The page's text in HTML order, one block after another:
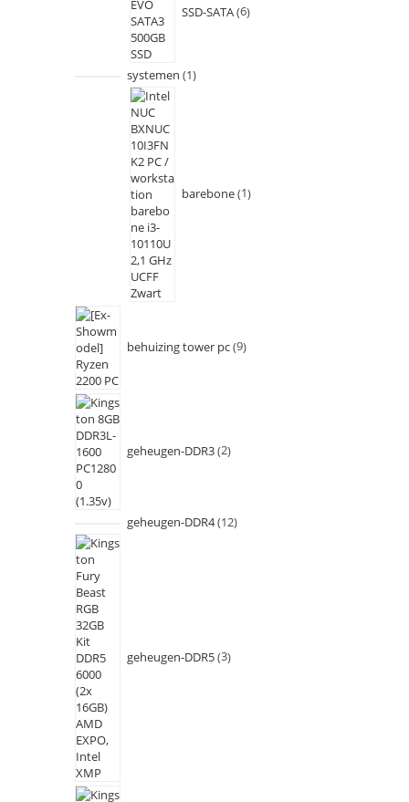
SSD-SATA 6
systemen 1
barebone 1
behuizing tower pc 9
geheugen-DDR3 2
geheugen-DDR4 12
geheugen-DDR5 3